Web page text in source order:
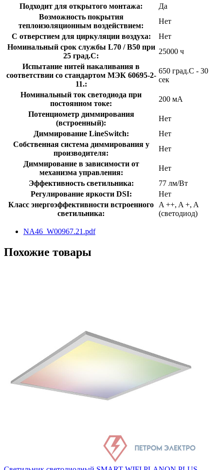
Подходит для открытого монтажа:
Да
Возможность покрытия
теплоизоляционным воздействием:
Нет
С отверстием для циркуляции воздуха:
Нет
Номинальный срок службы L70 / B50 при
25 град.C:
25000 ч
Испытание нитей накаливания в
соответствии со стандартом МЭК 60695-2-
11.:
650 град.C - 30
сек
Номинальный ток светодиода при
постоянном токе:
200 мА
Потенциометр диммирования
(встроенный):
Нет
Диммирование LineSwitch:
Нет
Собственная система диммирования у
производителя:
Нет
Диммирование в зависимости от
механизма управления:
Нет
Эффективность светильника:
77 лм/Вт
Регулирование яркости DSI:
Нет
Класс энергоэффективности встроенного
светильника:
A ++, A +, A
(светодиод)
NA46_W00967.21.pdf
Похожие товары